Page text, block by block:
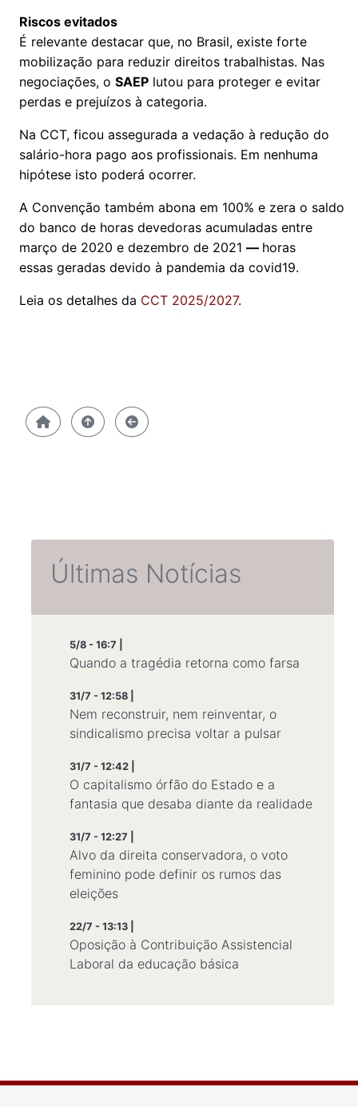
Riscos evitados
É relevante destacar que, no Brasil, existe forte
mobilização para reduzir direitos trabalhistas. Nas
negociações, o SAEP lutou para proteger e evitar
perdas e prejuízos à categoria.
Na CCT, ficou assegurada a vedação à redução do
salário-hora pago aos profissionais. Em nenhuma
hipótese isto poderá ocorrer.
A Convenção também abona em 100% e zera o saldo
do banco de horas devedoras acumuladas entre
março de 2020 e dezembro de 2021 — horas
essas geradas devido à pandemia da covid19.
Leia os detalhes da CCT 2025/2027.
Últimas Notícias
5/8 - 16:7 |
Quando a tragédia retorna como farsa
31/7 - 12:58 |
Nem reconstruir, nem reinventar, o
sindicalismo precisa voltar a pulsar
31/7 - 12:42 |
O capitalismo órfão do Estado e a
fantasia que desaba diante da realidade
31/7 - 12:27 |
Alvo da direita conservadora, o voto
feminino pode definir os rumos das
eleições
22/7 - 13:13 |
Oposição à Contribuição Assistencial
Laboral da educação básica